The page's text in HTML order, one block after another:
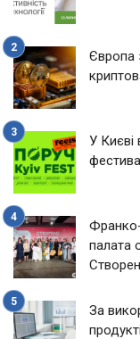
Європа
У Києві
палата
За